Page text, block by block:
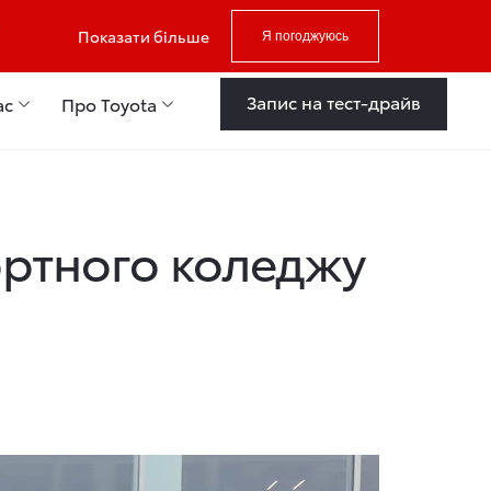
Показати більше Я погоджуюсь
Про Toyota Запис на тест-драйв
коледжу